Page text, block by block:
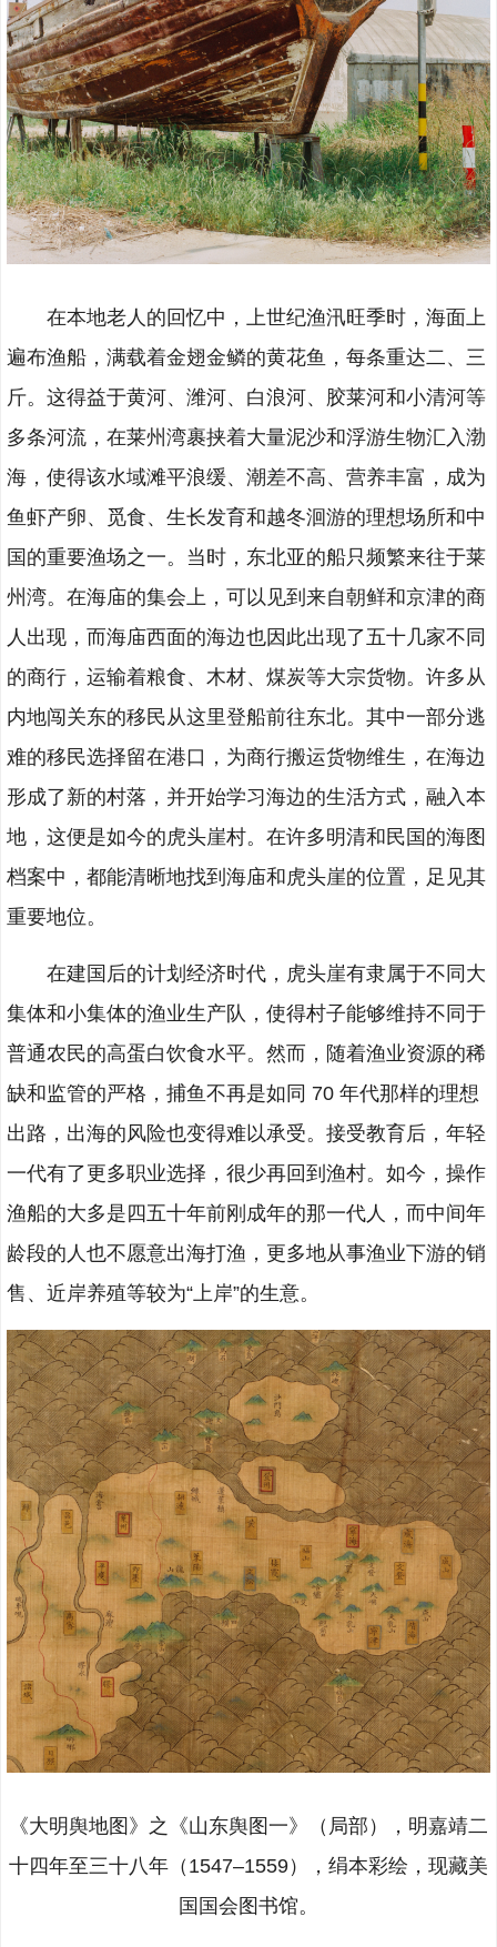
在本地老人的回忆中，上世纪渔汛旺季时，海面上
遍布渔船，满载着金翅金鳞的黄花鱼，每条重达二、三
斤。这得益于黄河、潍河、白浪河、胶莱河和小清河等
多条河流，在莱州湾裹挟着大量泥沙和浮游生物汇入渤
海，使得该水域滩平浪缓、潮差不高、营养丰富，成为
鱼虾产卵、觅食、生长发育和越冬洄游的理想场所和中
国的重要渔场之一。当时，东北亚的船只频繁来往于莱
州湾。在海庙的集会上，可以见到来自朝鲜和京津的商
人出现，而海庙西面的海边也因此出现了五十几家不同
的商行，运输着粮食、木材、煤炭等大宗货物。许多从
内地闯关东的移民从这里登船前往东北。其中一部分逃
难的移民选择留在港口，为商行搬运货物维生，在海边
形成了新的村落，并开始学习海边的生活方式，融入本
地，这便是如今的虎头崖村。在许多明清和民国的海图
档案中，都能清晰地找到海庙和虎头崖的位置，足见其
重要地位。
在建国后的计划经济时代，虎头崖有隶属于不同大
集体和小集体的渔业生产队，使得村子能够维持不同于
普通农民的高蛋白饮食水平。然而，随着渔业资源的稀
缺和监管的严格，捕鱼不再是如同 70 年代那样的理想
出路，出海的风险也变得难以承受。接受教育后，年轻
一代有了更多职业选择，很少再回到渔村。如今，操作
渔船的大多是四五十年前刚成年的那一代人，而中间年
龄段的人也不愿意出海打渔，更多地从事渔业下游的销
售、近岸养殖等较为“上岸”的生意。
《大明舆地图》之《山东舆图一》（局部），明嘉靖二
十四年至三十八年（1547–1559），绢本彩绘，现藏美
国国会图书馆。